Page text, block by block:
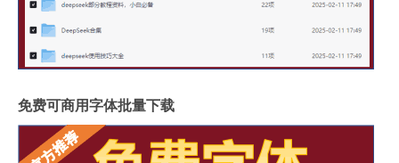
免费可商用字体批量下载